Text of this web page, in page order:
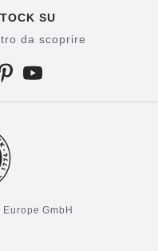
SU
da scoprire
GmbH